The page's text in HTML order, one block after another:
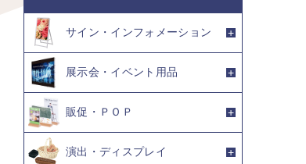
サイン・インフォメーション
展示会・イベント用品
販促・ＰＯＰ
演出・ディスプレイ